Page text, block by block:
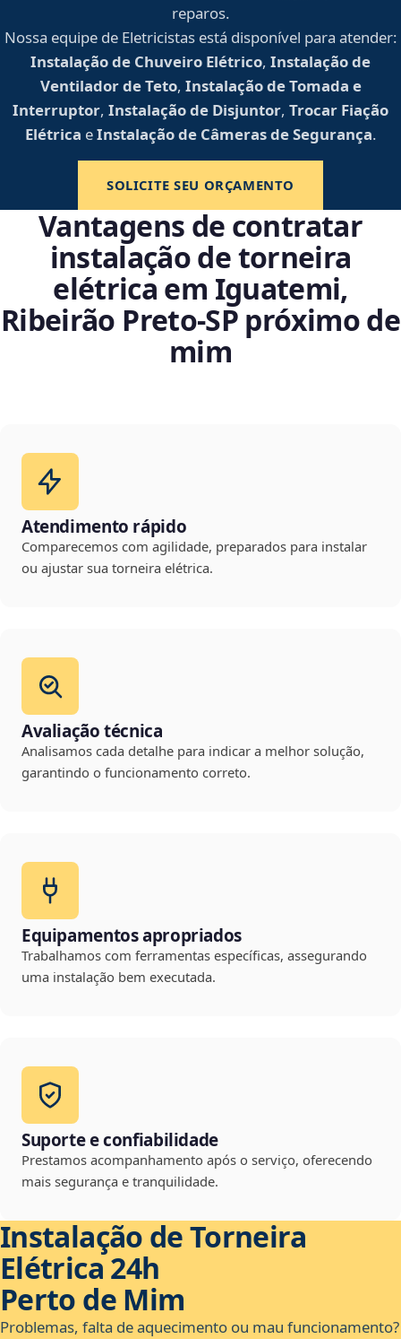
reparos.
Nossa equipe de Eletricistas está disponível para atender:
Instalação de Chuveiro Elétrico, Instalação de
Ventilador de Teto, Instalação de Tomada e
Interruptor, Instalação de Disjuntor, Trocar Fiação
Elétrica eInstalação de Câmeras de Segurança.
SOLICITE SEU ORÇAMENTO
Vantagens de contratar
instalação de torneira
elétrica em Iguatemi,
Ribeirão Preto‑SP próximo de
mim
Atendimento rápido
Comparecemos com agilidade, preparados para instalar
ou ajustar sua torneira elétrica.
Avaliação técnica
Analisamos cada detalhe para indicar a melhor solução,
garantindo o funcionamento correto.
Equipamentos apropriados
Trabalhamos com ferramentas específicas, assegurando
uma instalação bem executada.
Suporte e confiabilidade
Prestamos acompanhamento após o serviço, oferecendo
mais segurança e tranquilidade.
Instalação de Torneira
Elétrica 24h
Perto de Mim
Problemas, falta de aquecimento ou mau funcionamento?